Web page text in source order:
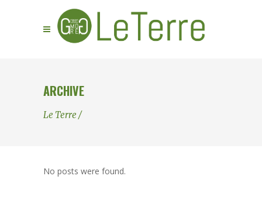
ARCHIVE
Le Terre /
No posts were found.